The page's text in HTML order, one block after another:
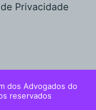
Privacidade
dos Advogados do
reservados